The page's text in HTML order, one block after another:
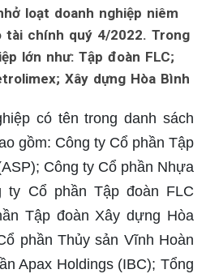
loạt doanh nghiệp niêm
tài chính quý 4/2022. Trong
lớn như: Tập đoàn FLC;
Xây dựng Hòa Bình
có tên trong danh sách
gồm: Công ty Cổ phần Tập
Công ty Cổ phần Nhựa
ty Cổ phần Tập đoàn FLC
Tập đoàn Xây dựng Hòa
phần Thủy sản Vĩnh Hoàn
Apax Holdings (IBC); Tổng